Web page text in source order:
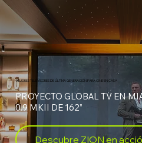
MEJORES TELEVISORES DE ÚLTIMA GENERACIÓN PARA CINE EN CASA
PROYECTO GLOBAL TV EN
0.9 MKII DE 162”
Descubre ZION en